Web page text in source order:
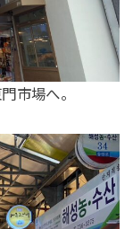
市場へ。